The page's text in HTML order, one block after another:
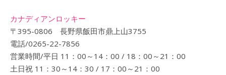
カナディアンロッキー
〒395-0806 長野県飯田市鼎上山3755
電話/0265-22-7856
営業時間/平日 11：00～14：00 / 18：00～21：00
土日祝 11：30～14：30 / 17：00～21：00